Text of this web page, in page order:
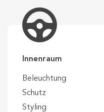
Innenraum
Beleuchtung
Schutz
Styling